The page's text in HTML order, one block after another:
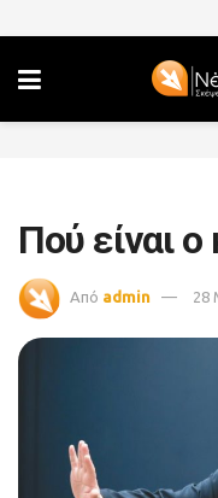
Πού είναι
Από admin 28